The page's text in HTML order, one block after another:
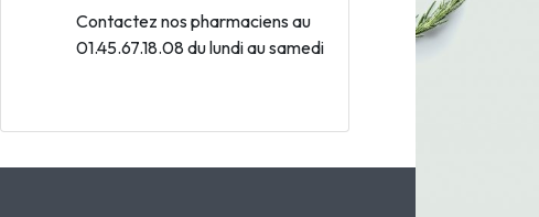
Contactez nos pharmaciens au
01.45.67.18.08 du lundi au samedi